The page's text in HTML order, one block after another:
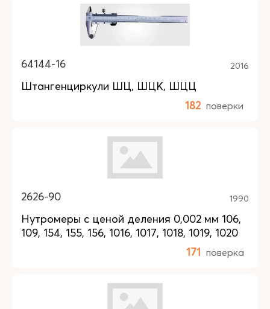
64144-16 2016
Штангенциркули ШЦ, ШЦК, ШЦЦ
182 поверки
2626-90 1990
Нутромеры с ценой деления 0,002 мм 106,
109, 154, 155, 156, 1016, 1017, 1018, 1019, 1020
171 поверка